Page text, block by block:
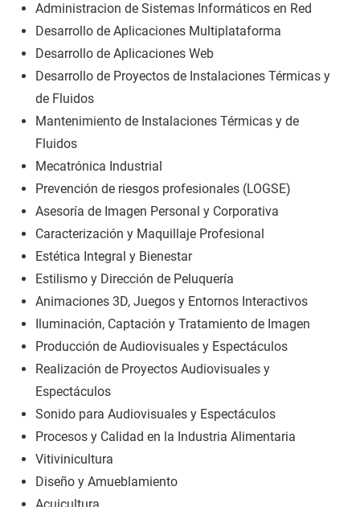
Administracion de Sistemas Informáticos en Red
Desarrollo de Aplicaciones Multiplataforma
Desarrollo de Aplicaciones Web
Desarrollo de Proyectos de Instalaciones Térmicas y
de Fluidos
Mantenimiento de Instalaciones Térmicas y de
Fluidos
Mecatrónica Industrial
Prevención de riesgos profesionales (LOGSE)
Asesoría de Imagen Personal y Corporativa
Caracterización y Maquillaje Profesional
Estética Integral y Bienestar
Estilismo y Dirección de Peluquería
Animaciones 3D, Juegos y Entornos Interactivos
Iluminación, Captación y Tratamiento de Imagen
Producción de Audiovisuales y Espectáculos
Realización de Proyectos Audiovisuales y
Espectáculos
Sonido para Audiovisuales y Espectáculos
Procesos y Calidad en la Industria Alimentaria
Vitivinicultura
Diseño y Amueblamiento